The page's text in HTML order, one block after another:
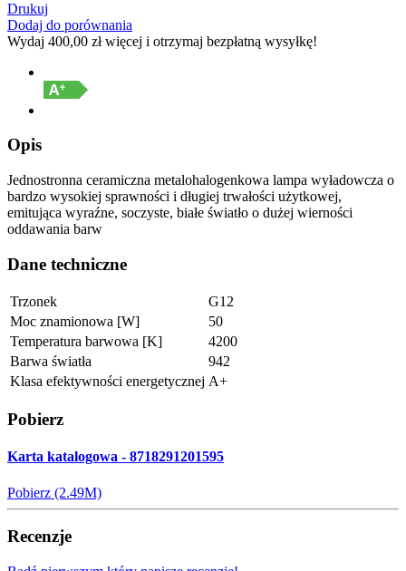
Drukuj
Dodaj do porównania
Wydaj 400,00 złwięcej i otrzymaj bezpłatną wysyłkę!
Opis
Jednostronna ceramiczna metalohalogenkowa lampa wyładowcza o
bardzo wysokiej sprawności i długiej trwałości użytkowej,
emitująca wyraźne, soczyste, białe światło o dużej wierności
oddawania barw
Dane techniczne
Trzonek
G12
Moc znamionowa [W]
50
Temperatura barwowa [K]
4200
Barwa światła
942
Klasa efektywności energetycznej A+
Pobierz
Karta katalogowa - 8718291201595
Pobierz (2.49M)
Recenzje